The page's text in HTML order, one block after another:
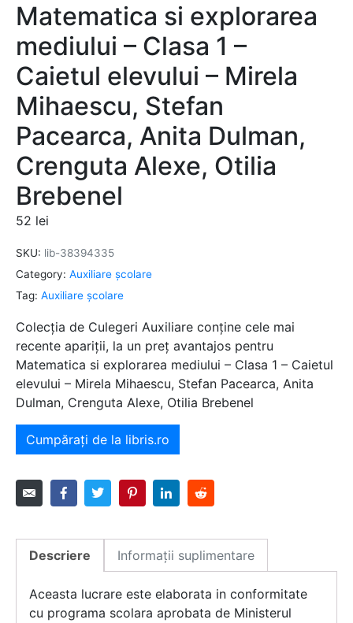
Matematica si explorarea
mediului – Clasa 1 –
Caietul elevului – Mirela
Mihaescu, Stefan
Pacearca, Anita Dulman,
Crenguta Alexe, Otilia
Brebenel
52 lei
SKU: lib-38394335
Category: Auxiliare şcolare
Tag: Auxiliare şcolare
Colecția de Culegeri Auxiliare conține cele mai
recente apariții, la un preț avantajos pentru
Matematica si explorarea mediului – Clasa 1 – Caietul
elevului – Mirela Mihaescu, Stefan Pacearca, Anita
Dulman, Crenguta Alexe, Otilia Brebenel
Cumpărați de la libris.ro
Descriere Informații suplimentare
Aceasta lucrare este elaborata in conformitate
cu programa scolara aprobata de Ministerul